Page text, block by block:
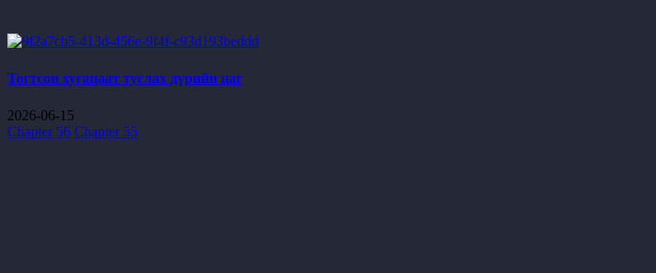
Тогтсон хугацаат туслах дүрийн цаг
2026-06-15
Chapter 56 Chapter 55